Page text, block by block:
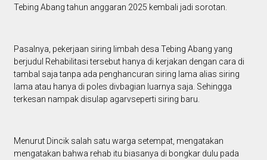
Tebing Abang tahun anggaran 2025 kembali jadi sorotan.
Pasalnya, pekerjaan siring limbah desa Tebing Abang yang
berjudul Rehabilitasi tersebut hanya di kerjakan dengan cara di
tambal saja tanpa ada penghancuran siring lama alias siring
lama atau hanya di poles divbagian luarnya saja. Sehingga
terkesan nampak disulap agarvseperti siring baru.
Menurut Dincik salah satu warga setempat, mengatakan
mengatakan bahwa rehab itu biasanya di bongkar dulu pada